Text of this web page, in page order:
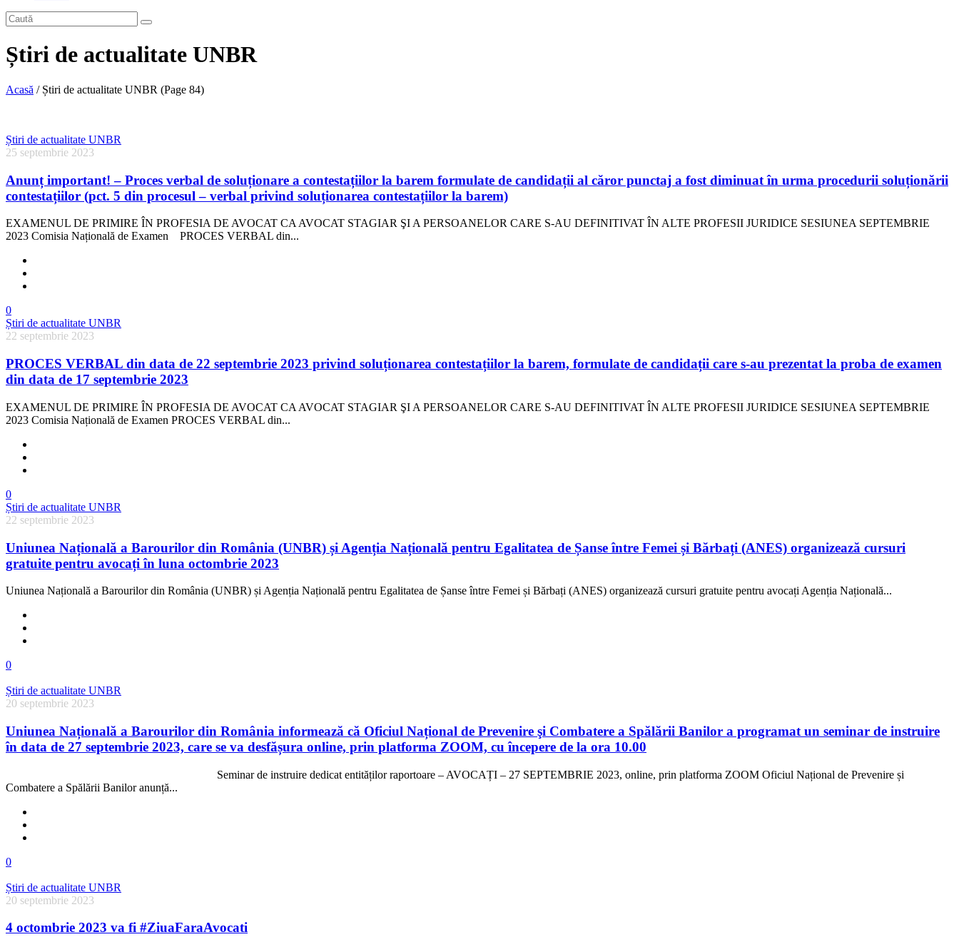
Știri de actualitate UNBR
Acasă / Știri de actualitate UNBR (Page 84)
Știri de actualitate UNBR
25 septembrie 2023
Anunț important! – Proces verbal de soluționare a contestațiilor la barem formulate de candidații al căror punctaj a fost diminuat în urma procedurii soluționării
contestațiilor (pct. 5 din procesul – verbal privind soluționarea contestațiilor la barem)
EXAMENUL DE PRIMIRE ÎN PROFESIA DE AVOCAT CA AVOCAT STAGIAR ŞI A PERSOANELOR CARE S-AU DEFINITIVAT ÎN ALTE PROFESII JURIDICE SESIUNEA SEPTEMBRIE
2023 Comisia Națională de Examen PROCES VERBAL din...
0
Știri de actualitate UNBR
22 septembrie 2023
PROCES VERBAL din data de 22 septembrie 2023 privind soluționarea contestațiilor la barem, formulate de candidații care s-au prezentat la proba de examen
din data de 17 septembrie 2023
EXAMENUL DE PRIMIRE ÎN PROFESIA DE AVOCAT CA AVOCAT STAGIAR ŞI A PERSOANELOR CARE S-AU DEFINITIVAT ÎN ALTE PROFESII JURIDICE SESIUNEA SEPTEMBRIE
2023 Comisia Națională de Examen PROCES VERBAL din...
0
Știri de actualitate UNBR
22 septembrie 2023
Uniunea Națională a Barourilor din România (UNBR) și Agenția Națională pentru Egalitatea de Șanse între Femei și Bărbați (ANES) organizează cursuri
gratuite pentru avocați în luna octombrie 2023
Uniunea Națională a Barourilor din România (UNBR) și Agenția Națională pentru Egalitatea de Șanse între Femei și Bărbați (ANES) organizează cursuri gratuite pentru avocați Agenția Națională...
0
Știri de actualitate UNBR
20 septembrie 2023
Uniunea Națională a Barourilor din România informează că Oficiul Național de Prevenire şi Combatere a Spălării Banilor a programat un seminar de instruire
în data de 27 septembrie 2023, care se va desfășura online, prin platforma ZOOM, cu începere de la ora 10.00
Seminar de instruire dedicat entităților raportoare – AVOCAȚI – 27 SEPTEMBRIE 2023, online, prin platforma ZOOM Oficiul Național de Prevenire și
Combatere a Spălării Banilor anunță...
0
Știri de actualitate UNBR
20 septembrie 2023
4 octombrie 2023 va fi #ZiuaFaraAvocati